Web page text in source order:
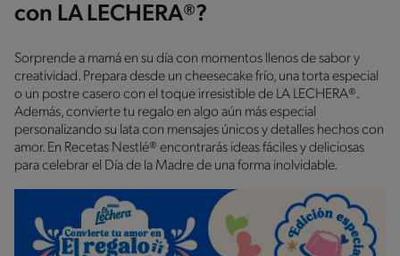
con LA LECHERA®?
Sorprende a mamá en su día con momentos llenos de sabor y
creatividad. Prepara desde un cheesecake frío, una torta especial
o un postre casero con el toque irresistible de LA LECHERA®.
Además, convierte tu regalo en algo aún más especial
personalizando su lata con mensajes únicos y detalles hechos con
amor. En Recetas Nestlé® encontrarás ideas fáciles y deliciosas
para celebrar el Día de la Madre de una forma inolvidable.